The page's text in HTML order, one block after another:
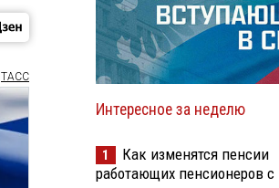
ТАСС
Интересное за неделю
1
Как изменятся пенсии
работающих пенсионеров с